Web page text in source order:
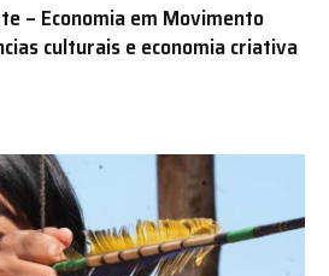
– Economia em Movimento
culturais e economia criativa